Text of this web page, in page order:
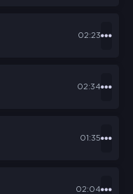
02:23
02:34
01:35
02:04